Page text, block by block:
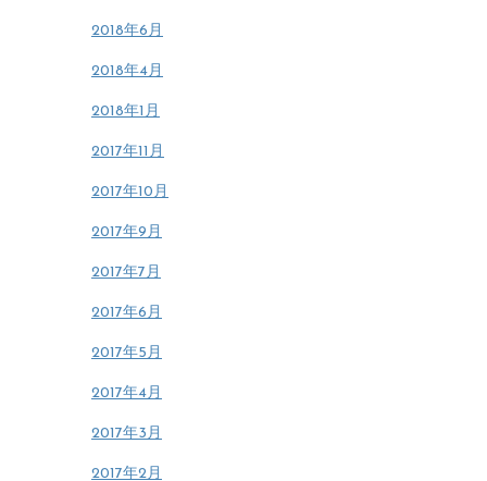
2018年6月
2018年4月
2018年1月
2017年11月
2017年10月
2017年9月
2017年7月
2017年6月
2017年5月
2017年4月
2017年3月
2017年2月